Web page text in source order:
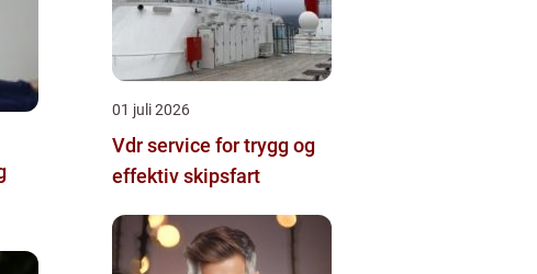
01 juli 2026
Vdr service for trygg og
effektiv skipsfart